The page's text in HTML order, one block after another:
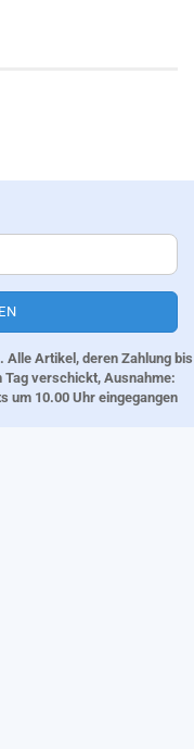
Alle Artikel, deren Zahlung bis
Tag verschickt, Ausnahme:
um 10.00 Uhr eingegangen